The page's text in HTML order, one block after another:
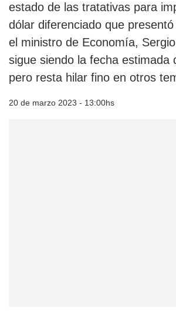
estado de las tratativas para
dólar diferenciado que
el ministro de Economía,
sigue siendo la fecha estimada
pero resta hilar fino en otros
20 de marzo 2023 - 13:00hs